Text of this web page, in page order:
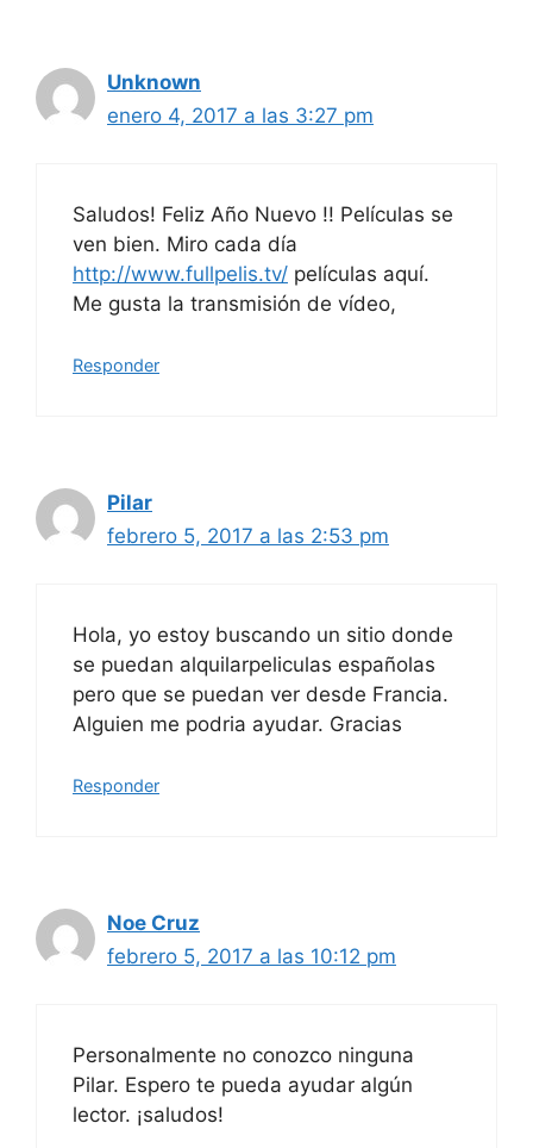
Unknown
enero 4, 2017 a las 3:27 pm
Saludos! Feliz Año Nuevo !! Películas se
ven bien. Miro cada día
http://www.fullpelis.tv/ películas aquí.
Me gusta la transmisión de vídeo,
Responder
Pilar
febrero 5, 2017 a las 2:53 pm
Hola, yo estoy buscando un sitio donde
se puedan alquilarpeliculas españolas
pero que se puedan ver desde Francia.
Alguien me podria ayudar. Gracias
Responder
Noe Cruz
febrero 5, 2017 a las 10:12 pm
Personalmente no conozco ninguna
Pilar. Espero te pueda ayudar algún
lector. ¡saludos!